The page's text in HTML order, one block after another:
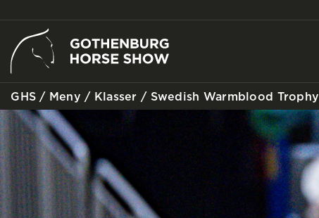
GHS /Meny /Klasser /Swedish Warmblood Trophy